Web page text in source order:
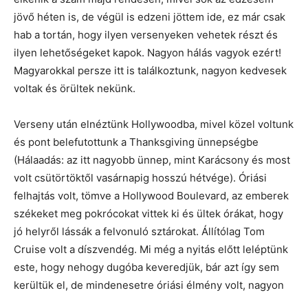
jövő héten is, de végül is edzeni jöttem ide, ez már csak
hab a tortán, hogy ilyen versenyeken vehetek részt és
ilyen lehetőségeket kapok. Nagyon hálás vagyok ezért!
Magyarokkal persze itt is találkoztunk, nagyon kedvesek
voltak és örültek nekünk.
Verseny után elnéztünk Hollywoodba, mivel közel voltunk
és pont belefutottunk a Thanksgiving ünnepségbe
(Hálaadás: az itt nagyobb ünnep, mint Karácsony és most
volt csütörtöktől vasárnapig hosszú hétvége). Óriási
felhajtás volt, tömve a Hollywood Boulevard, az emberek
székeket meg pokrócokat vittek ki és ültek órákat, hogy
jó helyről lássák a felvonuló sztárokat. Állítólag Tom
Cruise volt a díszvendég. Mi még a nyitás előtt leléptünk
este, hogy nehogy dugóba keveredjük, bár azt így sem
kerültük el, de mindenesetre óriási élmény volt, nagyon